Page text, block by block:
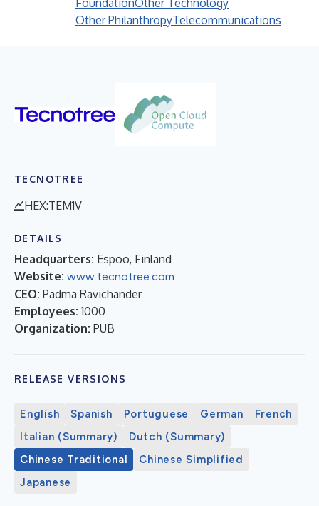
FoundationOther Technology
Other PhilanthropyTelecommunications
TECNOTREE
HEX:TEM1V
DETAILS
Headquarters: Espoo, Finland
Website: www.tecnotree.com
CEO: Padma Ravichander
Employees: 1000
Organization: PUB
RELEASE VERSIONS
English Spanish Portuguese German
French
Italian (Summary)
Dutch (Summary)
Chinese Traditional
Chinese Simplified
Japanese